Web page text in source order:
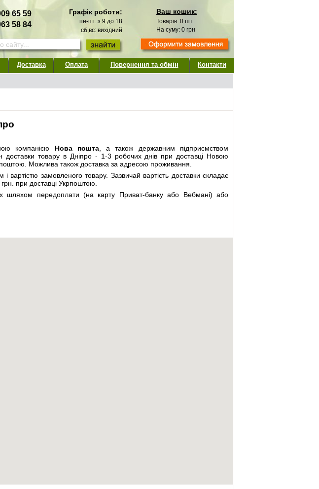
65 59
58 84
Графік роботи:
пн-пт: з 9 до 18
сб,вс: вихідний
Ваш кошик:
Товарів: 0 шт.
На суму: 0 грн
Доставка Оплата Повернення та обмін Контакти
компанією Нова пошта, а також державним підприємством
доставки товару в Дніпро - 1-3 робочих днів при доставці Новою
Можлива також доставка за адресою проживання.
вартістю замовленого товару. Зазвичай вартість доставки складає
при доставці Укрпоштою.
шляхом передоплати (на карту Приват-банку або Вебмані) або